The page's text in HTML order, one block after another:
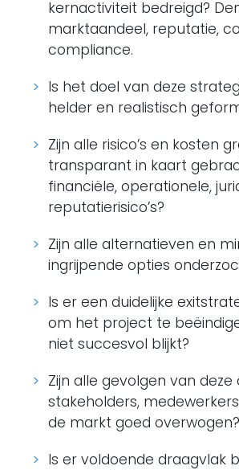
kernactiviteit bedreigd?
marktaandeel, reputatie,
compliance.
Is het doel van deze
helder en realistisch
Zijn alle risico’s en kosten
transparant in kaart
financiële, operationele,
reputatierisico’s?
Zijn alle alternatieven en
ingrijpende opties
Is er een duidelijke
om het project te
niet succesvol blijkt?
Zijn alle gevolgen van
stakeholders,
de markt goed overwogen?
Is er voldoende draagvlak